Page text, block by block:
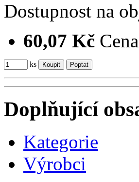
Dostupnost na
60,07 Kč
ks
Doplňující
Kategorie
Výrobci